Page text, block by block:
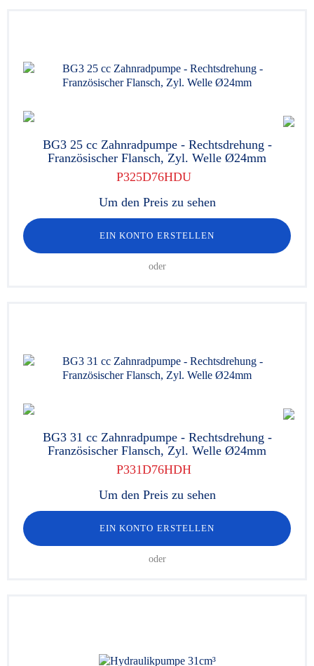
BG3 25 cc Zahnradpumpe - Rechtsdrehung -
Französischer Flansch, Zyl. Welle Ø24mm
P325D76HDU
Um den Preis zu sehen
EIN KONTO ERSTELLEN
oder
BG3 31 cc Zahnradpumpe - Rechtsdrehung -
Französischer Flansch, Zyl. Welle Ø24mm
P331D76HDH
Um den Preis zu sehen
EIN KONTO ERSTELLEN
oder